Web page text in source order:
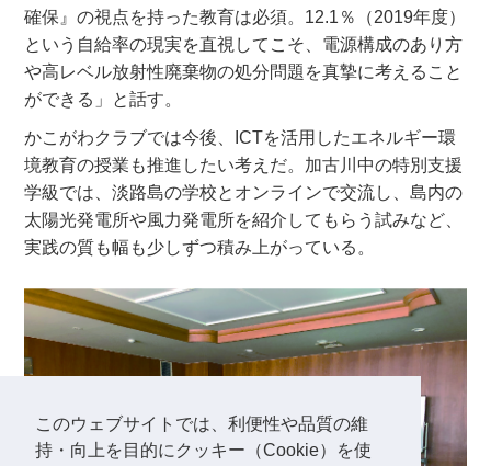
このウェブサイトでは、利便性や品質の維
持・向上を目的にクッキー（Cookie）を使
確保』の視点を持った教育は必須。12.1％（2019年度）
という自給率の現実を直視してこそ、電源構成のあり方
や高レベル放射性廃棄物の処分問題を真摯に考えること
ができる」と話す。
かこがわクラブでは今後、ICTを活用したエネルギー環
境教育の授業も推進したい考えだ。加古川中の特別支援
学級では、淡路島の学校とオンラインで交流し、島内の
太陽光発電所や風力発電所を紹介してもらう試みなど、
実践の質も幅も少しずつ積み上がっている。